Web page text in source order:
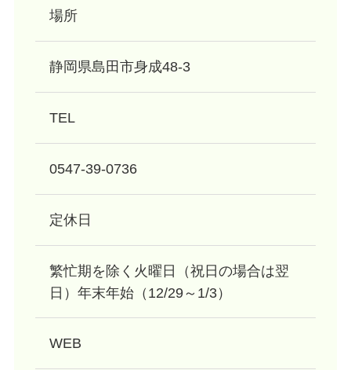
場所
静岡県島田市身成48-3
TEL
0547-39-0736
定休日
繁忙期を除く火曜日（祝日の場合は翌
日）年末年始（12/29～1/3）
WEB